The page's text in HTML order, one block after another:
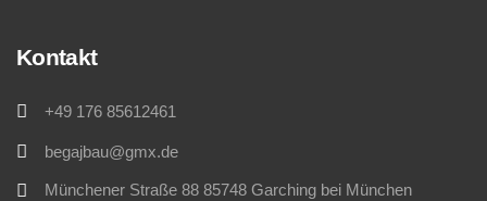
Kontakt
+49 176 85612461
begajbau@gmx.de
Münchener Straße 88 85748 Garching bei München